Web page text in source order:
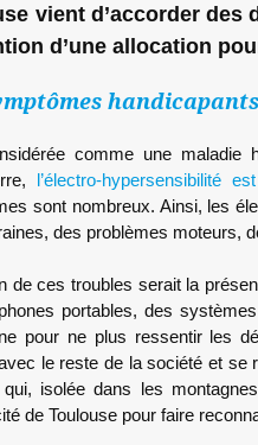
vient d’accorder
d’une allocation
comme une maladie
l’électro-hypersensibilité
sont nombreux. Ainsi, les
des problèmes moteurs,
de ces troubles serait la
portables, des
pour ne plus ressentir les
le reste de la société et se
qui, isolée dans les
de Toulouse pour faire